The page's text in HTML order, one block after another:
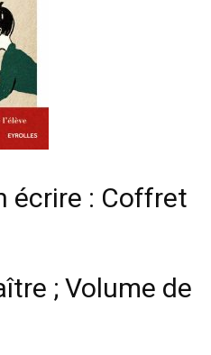
écrire : Coffret
; Volume de